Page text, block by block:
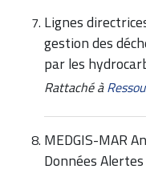
Lignes
gestion des
par les
Rattaché à
MEDGIS-MAR
Données